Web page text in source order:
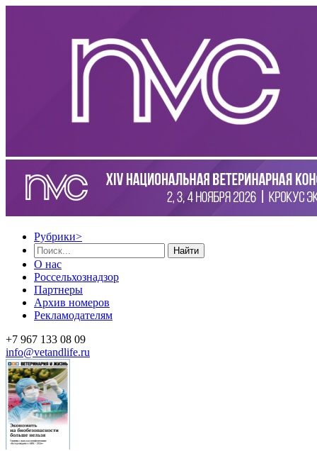
Рубрики>
Найти
О нас
Россельхознадзор
Партнеры
Архив номеров
Рекламодателям
+7 967 133 08 09
info@vetandlife.ru